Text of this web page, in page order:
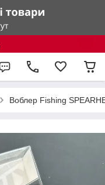
Воблер Fishing